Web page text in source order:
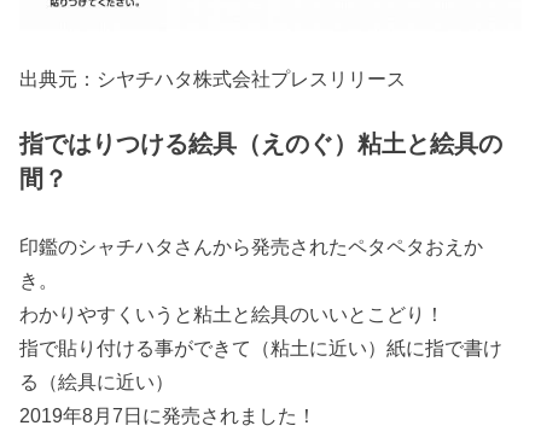
出典元：シヤチハタ株式会社プレスリリース
指ではりつける絵具（えのぐ）粘土と絵具の
間？
印鑑のシャチハタさんから発売されたペタペタおえか
き。
わかりやすくいうと粘土と絵具のいいとこどり！
指で貼り付ける事ができて（粘土に近い）紙に指で書け
る（絵具に近い）
2019年8月7日に発売されました！